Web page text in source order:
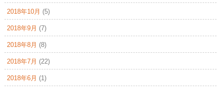
2018年10月 (5)
2018年9月 (7)
2018年8月 (8)
2018年7月 (22)
2018年6月 (1)